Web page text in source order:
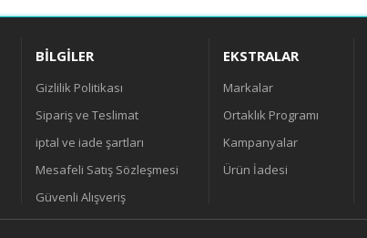
BILGILER
Gizlilik Politikası
Sipariş ve Teslimat
iptal ve iade şartları
Mesafeli Satış Sözleşmesi
Güvenli Alışveriş
EKSTRALAR
Markalar
Ortaklık Programı
Kampanyalar
Ürün İadesi